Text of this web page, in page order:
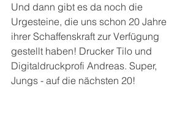
Und dann gibt es da noch die
Urgesteine, die uns schon 20 Jahre
ihrer Schaffenskraft zur Verfügung
gestellt haben! Drucker Tilo und
Digitaldruckprofi Andreas. Super,
Jungs - auf die nächsten 20!